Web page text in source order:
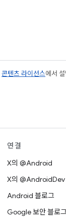
콘텐츠 라이선스에서
연결
X의 @Android
X의 @AndroidDev
Android 블로그
Google 보안 블로